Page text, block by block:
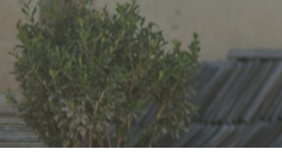
社
會
福
這
裡